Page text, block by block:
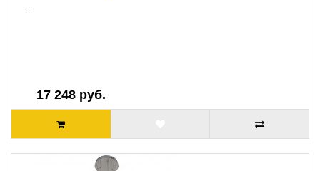
..
17 248 руб.